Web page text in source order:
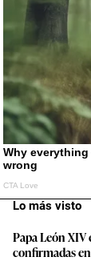
Lo más visto
Papa León XIV
confirmadas